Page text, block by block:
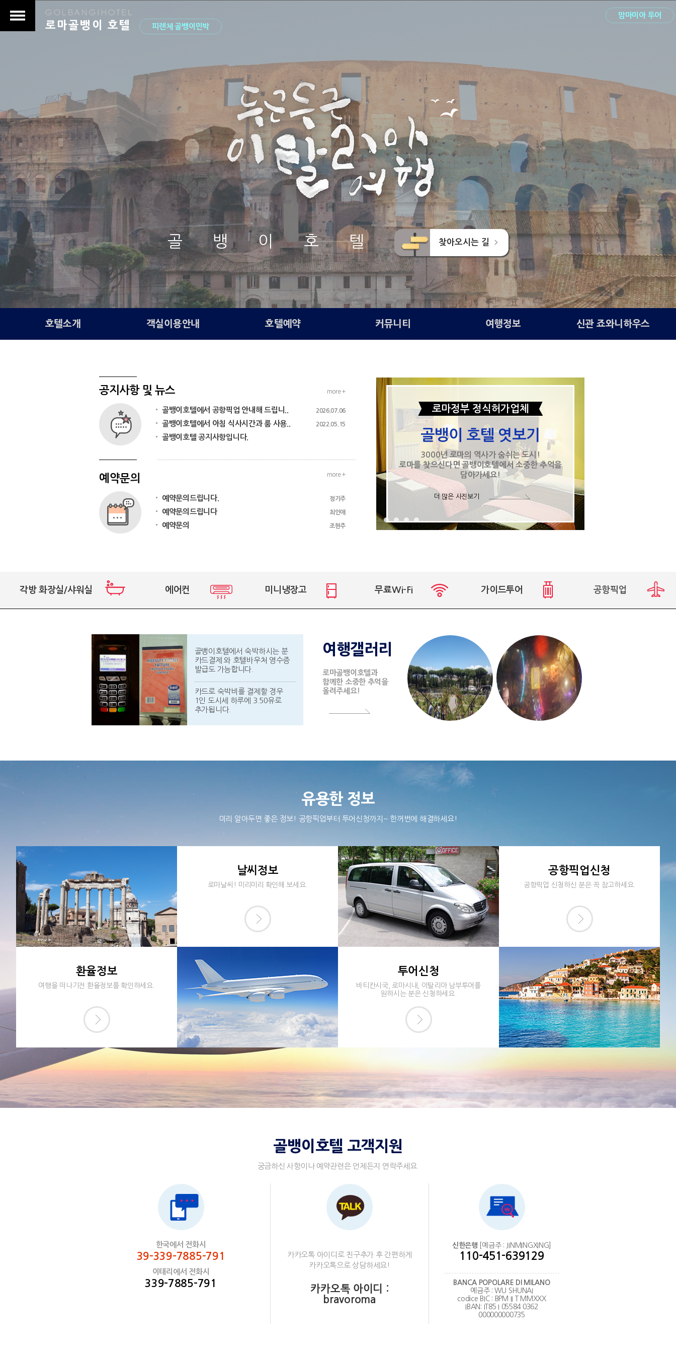
로마골뱅이 호텔 피렌체 골뱅이민박
맘마미아 투어
골 뱅 이 호 텔 찾아오시는 길
호텔소개 객실이용안내 호텔예약 커뮤니티 여행정보 신관 죠와니하우스
공지사항 및 뉴스 more +
골뱅이호텔에서 공항픽업 안내해 드립니.. 2026.07.06
골뱅이호텔에서 아침 식사시간과 룸 사용.. 2022.05.15
골뱅이호텔 공지사항입니다.
예약문의 more +
예약문의드립니다. 정기주
예약문의드립니다 최인애
예약문의 조현주
로마정부 정식허가업체
골뱅이 호텔 엿보기
3000년 로마의 역사가 숨쉬는 도시!
로마를 찾으신다면 골뱅이호텔에서 소중한 추억을
담아가세요!
더 많은 사진보기
각방 화장실/샤워실 에어컨 미니냉장고 무료Wi-Fi 가이드투어 공항픽업
골뱅이호텔에서 숙박하시는 분
카드결제 와 호텔바우처 영수증
발급도 가능합니다.
카드로 숙박비를 결제할 경우
1인 도시세 하루에 3.50유로
추가됩니다.
여행갤러리
로마골뱅이호텔과
함께한 소중한 추억을
올려주세요!
유용한 정보
미리 알아두면 좋은 정보! 공항픽업부터 투어신청까지~ 한꺼번에 해결하세요!
날씨정보
로마날씨! 미리미리 확인해 보세요.
공항픽업신청
공항픽업 신청하신 분은 꼭 참고하세요.
환율정보
여행을 떠나기전 환율정보를 확인하세요.
투어신청
바티칸시국, 로마시내, 이탈리아 남부투어를
원하시는 분은 신청하세요.
골뱅이호텔 고객지원
궁금하신 사항이나 예약관련은 언제든지 연락주세요.
한국에서 전화시
39-339-7885-791
이태리에서 전화시
339-7885-791
카카오톡 아이디로 친구추가 후 간편하게
카카오톡으로 상담하세요!
카카오톡 아이디 :
bravoroma
신한은행 [예금주 : JINMINGXING]
110-451-639129
BANCA POPOLARE DI MILANO
예금주 : WU SHUNAI
codice BIC : BPM II T MMXXX
IBAN: IT85 I 05584 0362
000000000735